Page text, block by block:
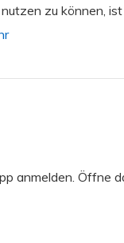
zu können,
anmelden. Öffne